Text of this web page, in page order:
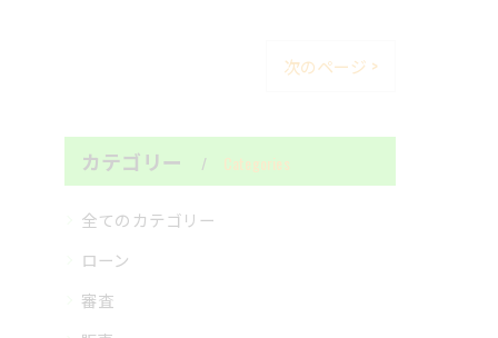
次のページ >
カテゴリー Categories
全てのカテゴリー
ローン
審査